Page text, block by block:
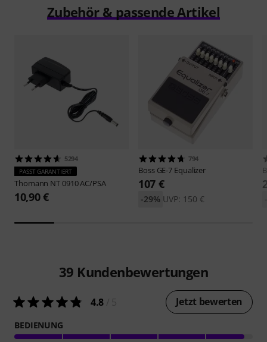
Zubehör & passende Artikel
5294
PASST GARANTIERT
Thomann NT 0910 AC/PSA
10,90 €
794
Boss GE-7 Equalizer
107 €
UVP: 150 €
-29%
39 Kundenbewertungen
4.8 Jetzt bewerten
BEDIENUNG